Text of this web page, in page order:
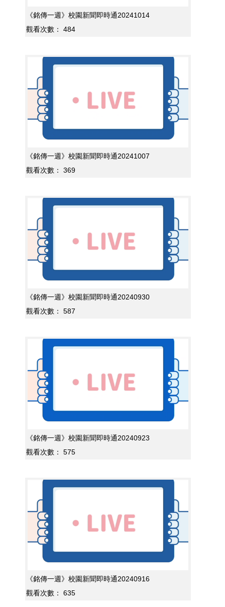
《銘傳一週》校園新聞即時通20241014
觀看次數：
484
《銘傳一週》校園新聞即時通20241007
觀看次數：
369
《銘傳一週》校園新聞即時通20240930
觀看次數：
587
《銘傳一週》校園新聞即時通20240923
觀看次數：
575
《銘傳一週》校園新聞即時通20240916
觀看次數：
635